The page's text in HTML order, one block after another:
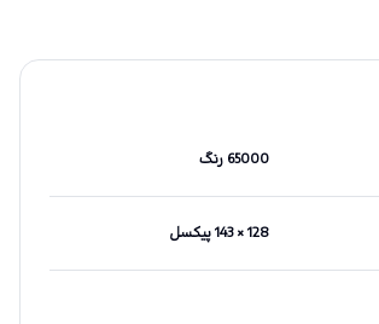
65000 رنگ
128 × 143 پیکسل